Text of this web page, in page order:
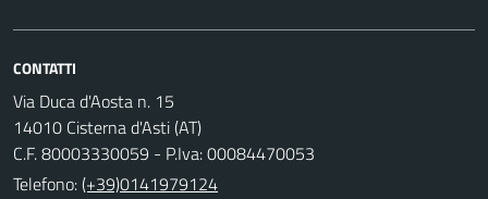
CONTATTI
Via Duca d'Aosta n. 15
14010 Cisterna d'Asti (AT)
C.F. 80003330059 - P.Iva: 00084470053
Telefono:(+39)0141979124